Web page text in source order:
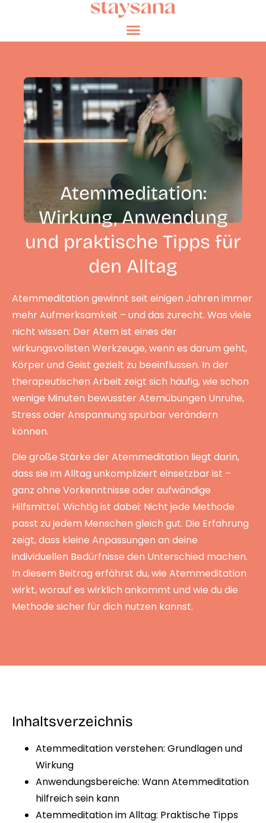
Atemmeditation:
Wirkung, Anwendung
und praktische Tipps für
den Alltag
Atemmeditation gewinnt seit einigen Jahren immer
mehr Aufmerksamkeit – und das zurecht. Was viele
nicht wissen: Der Atem ist eines der
wirkungsvollsten Werkzeuge, wenn es darum geht,
Körper und Geist gezielt zu beeinflussen. In der
therapeutischen Arbeit zeigt sich häufig, wie schon
wenige Minuten bewusster Atemübungen Unruhe,
Stress oder Anspannung spürbar verändern
können.
Die große Stärke der Atemmeditation liegt darin,
dass sie im Alltag unkompliziert einsetzbar ist –
ganz ohne Vorkenntnisse oder aufwändige
Hilfsmittel. Wichtig ist dabei: Nicht jede Methode
passt zu jedem Menschen gleich gut. Die Erfahrung
zeigt, dass kleine Anpassungen an deine
individuellen Bedürfnisse den Unterschied machen.
In diesem Beitrag erfährst du, wie Atemmeditation
wirkt, worauf es wirklich ankommt und wie du die
Methode sicher für dich nutzen kannst.
Inhaltsverzeichnis
Atemmeditation verstehen: Grundlagen und
Wirkung
Anwendungsbereiche: Wann Atemmeditation
hilfreich sein kann
Atemmeditation im Alltag: Praktische Tipps